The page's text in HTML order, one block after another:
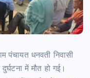
पंचायत धनवती निवासी
में मौत हो गई।